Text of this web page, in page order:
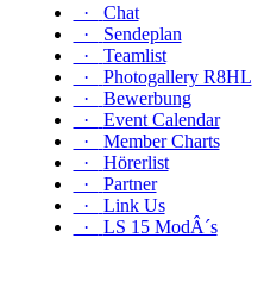
·
Chat
·
Sendeplan
·
Teamlist
·
Photogallery R8HL
·
Bewerbung
·
Event Calendar
·
Member Charts
·
Hörerlist
·
Partner
·
Link Us
·
LS 15 ModÂ´s